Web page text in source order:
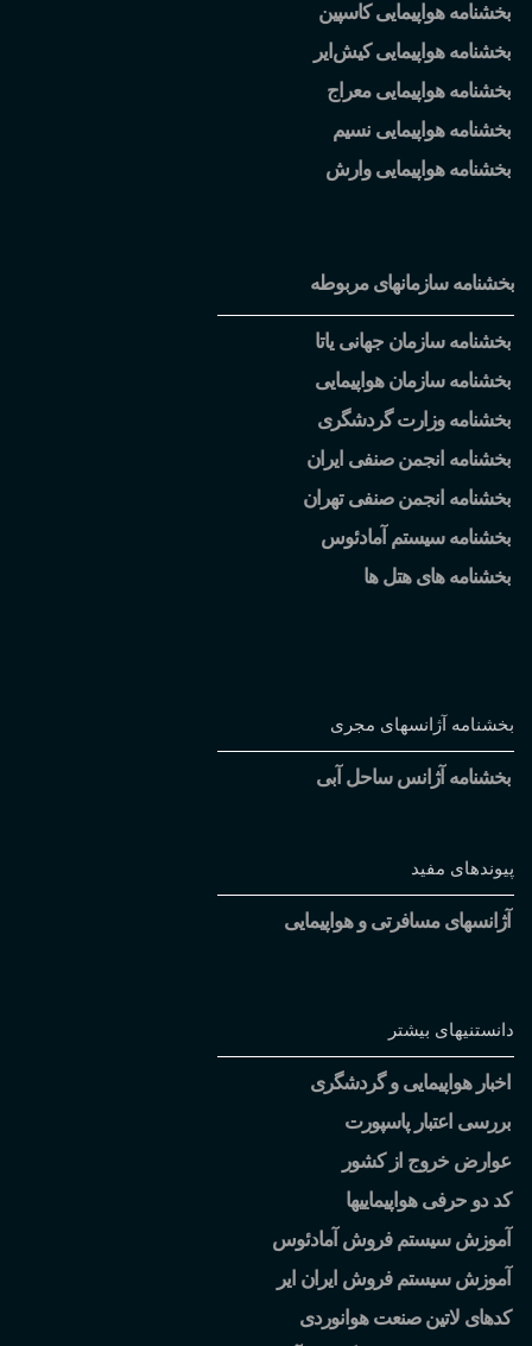
بخشنامه هواپیمایی کاسپین
بخشنامه هواپیمایی کیش ایر
بخشنامه هواپیمایی معراج
بخشنامه هواپیمایی نسیم
بخشنامه هواپیمایی وارش
بخشنامه سازمانهای مربوطه
بخشنامه سازمان جهانی یاتا
بخشنامه سازمان هواپیمایی
بخشنامه وزارت گردشگری
بخشنامه انجمن صنفی ایران
بخشنامه انجمن صنفی تهران
بخشنامه سیستم آمادئوس
بخشنامه های هتل ها
بخشنامه آژانسهای مجری
بخشنامه آژانس ساحل آبی
پیوندهای مفید
آژانسهای مسافرتی و هواپیمایی
دانستنیهای بیشتر
اخبار هواپیمایی و گردشگری
بررسی اعتبار پاسپورت
عوارض خروج از کشور
کد دو حرفی هواپیماییها
آموزش سیستم فروش آمادئوس
آموزش سیستم فروش ایران ایر
کدهای لاتین صنعت هوانوردی